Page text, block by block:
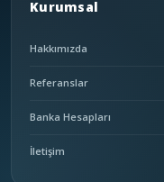
Kurumsal
Hakkımızda
Referanslar
Banka Hesapları
İletişim